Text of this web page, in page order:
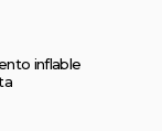
inflable